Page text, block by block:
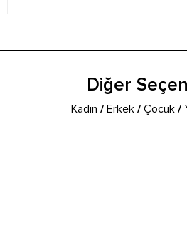
Diğer
Kadın /Erkek /Çocuk /